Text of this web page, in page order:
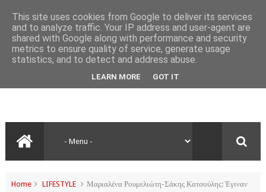
Home LIFESTYLE
Μαριαλένα Ρουμελιώτη-Σάκης Κατσούλης: Έγιναν
This site uses cookies from Google to deliver its services
and to analyze traffic. Your IP address and user-agent are
shared with Google along with performance and security
metrics to ensure quality of service, generate usage
statistics, and to detect and address abuse.
LEARN MORE GOT IT